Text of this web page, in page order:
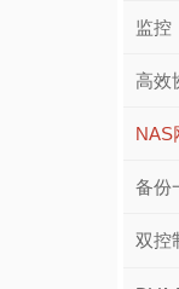
监控
高效
NAS
备份
双控